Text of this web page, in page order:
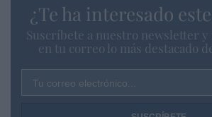
¿Te ha interesado
Suscríbete a nuestro newsletter y
en tu correo lo más destacado
Tu correo electrónico...